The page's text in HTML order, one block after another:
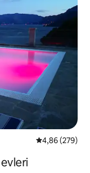
5 üzerinden
4,86 (279)